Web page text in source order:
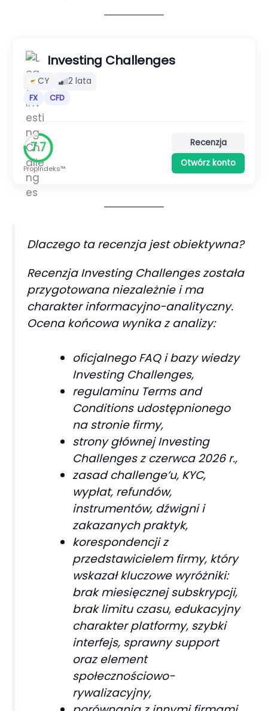
Investing Challenges
CY 2 lata
FX CFD
7.7
PropIndeks™
Recenzja
Otwórz konto
Dlaczego ta recenzja jest obiektywna?
Recenzja Investing Challenges została
przygotowana niezależnie i ma
charakter informacyjno-analityczny.
Ocena końcowa wynika z analizy:
oficjalnego FAQ i bazy wiedzy
Investing Challenges,
regulaminu Terms and
Conditions udostępnionego
na stronie firmy,
strony głównej Investing
Challenges z czerwca 2026 r.,
zasad challenge’u, KYC,
wypłat, refundów,
instrumentów, dźwigni i
zakazanych praktyk,
korespondencji z
przedstawicielem firmy, który
wskazał kluczowe wyróżniki:
brak miesięcznej subskrypcji,
brak limitu czasu, edukacyjny
charakter platformy, szybki
interfejs, sprawny support
oraz element
społecznościowo-
rywalizacyjny,